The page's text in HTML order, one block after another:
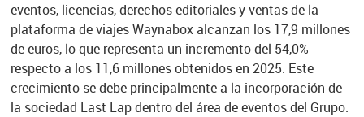
eventos, licencias, derechos editoriales y ventas de la
plataforma de viajes Waynabox alcanzan los 17,9 millones
de euros, lo que representa un incremento del 54,0%
respecto a los 11,6 millones obtenidos en 2025. Este
crecimiento se debe principalmente a la incorporación de
la sociedad Last Lap dentro del área de eventos del Grupo.